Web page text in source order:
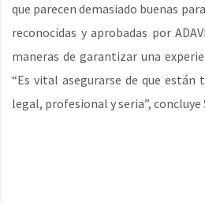
que parecen demasiado buenas
reconocidas y aprobadas por
maneras de garantizar una
“Es vital asegurarse de que están
legal, profesional y seria”, concluye